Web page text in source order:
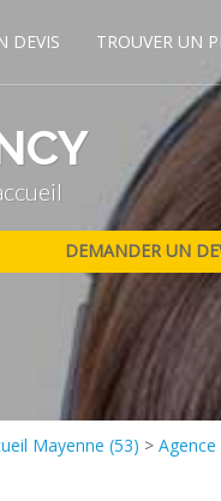
DEVIS TROUVER UN
Mayenne (53) >